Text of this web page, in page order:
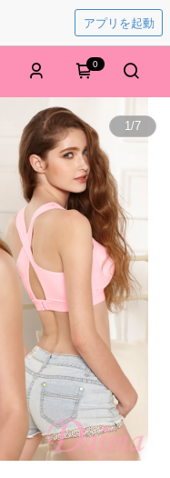
アプリを起動
0
1/7